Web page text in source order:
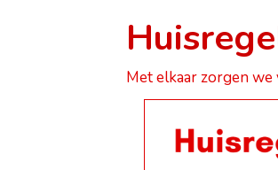
Met elkaar zorgen